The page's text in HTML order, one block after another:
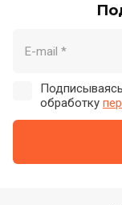
обработку